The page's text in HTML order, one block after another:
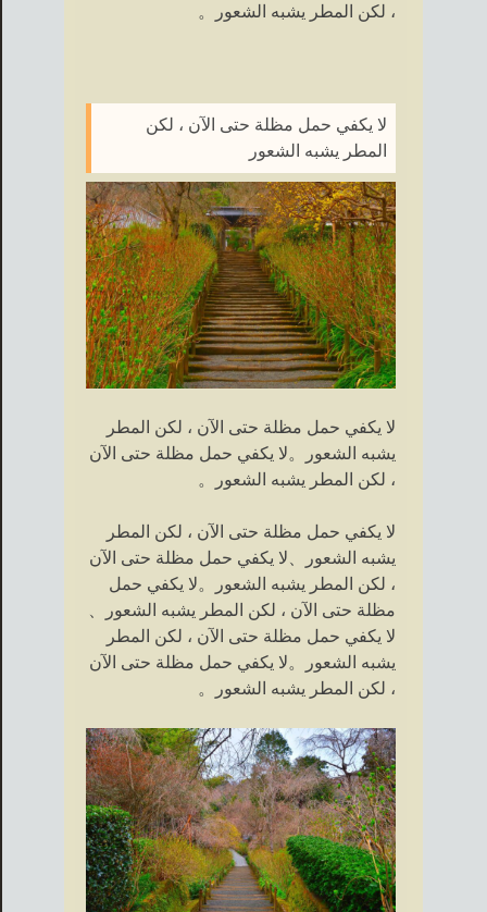
، لكن المطر يشبه الشعور。
لا يكفي حمل مظلة حتى الآن ، لكن
المطر يشبه الشعور
لا يكفي حمل مظلة حتى الآن ، لكن المطر
يشبه الشعور。لا يكفي حمل مظلة حتى الآن
، لكن المطر يشبه الشعور。
لا يكفي حمل مظلة حتى الآن ، لكن المطر
يشبه الشعور、لا يكفي حمل مظلة حتى الآن
، لكن المطر يشبه الشعور。لا يكفي حمل
مظلة حتى الآن ، لكن المطر يشبه الشعور、
لا يكفي حمل مظلة حتى الآن ، لكن المطر
يشبه الشعور。لا يكفي حمل مظلة حتى الآن
، لكن المطر يشبه الشعور。